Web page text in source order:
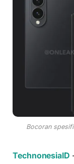
Bocoran
TechnonesiaID